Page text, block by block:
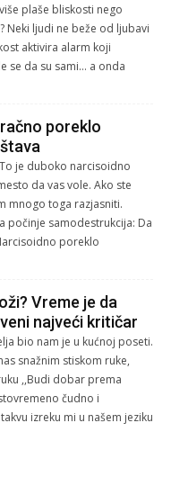
plaše bliskosti nego
Neki ljudi ne beže od ljubavi
aktivira alarm koji
se da su sami… a onda
poreklo
je duboko narcisoidno
da vas vole. Ako ste
mnogo toga razjasniti.
počinje samodestrukcija: Da
poreklo
Vreme je da
najveći kritičar
bio nam je u kućnoj poseti.
snažnim stiskom ruke,
,,Budi dobar prema
čudno i
izreku mi u našem jeziku